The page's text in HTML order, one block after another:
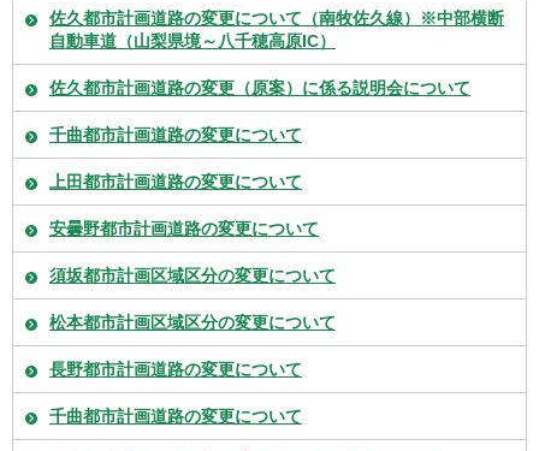
佐久都市計画道路の変更について（南牧佐久線）※中部横断
自動車道（山梨県境～八千穂高原IC）
佐久都市計画道路の変更（原案）に係る説明会について
千曲都市計画道路の変更について
上田都市計画道路の変更について
安曇野都市計画道路の変更について
須坂都市計画区域区分の変更について
松本都市計画区域区分の変更について
長野都市計画道路の変更について
千曲都市計画道路の変更について